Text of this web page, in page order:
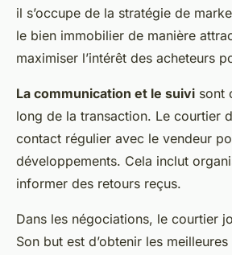
il s’occupe de la stratégie de
le bien immobilier de manière
maximiser l’intérêt des acheteurs
La communication et le suivi sont
long de la transaction. Le courtier
contact régulier avec le vendeur
développements. Cela inclut
informer des retours reçus.
Dans les négociations, le courtier
Son but est d’obtenir les